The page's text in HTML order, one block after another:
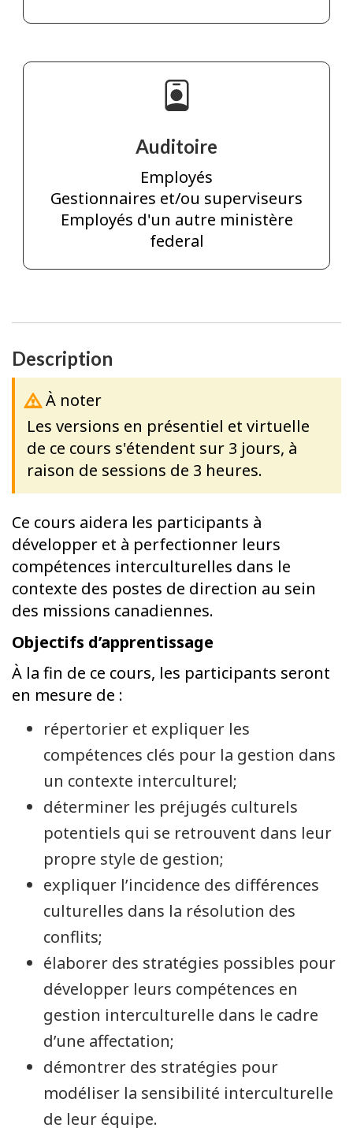
Auditoire
Employés
Gestionnaires et/ou superviseurs
Employés d'un autre ministère
federal
Description
À noter
Les versions en présentiel et virtuelle
de ce cours s'étendent sur 3 jours, à
raison de sessions de 3 heures.
Ce cours aidera les participants à
développer et à perfectionner leurs
compétences interculturelles dans le
contexte des postes de direction au sein
des missions canadiennes.
Objectifs d’apprentissage
À la fin de ce cours, les participants seront
en mesure de :
répertorier et expliquer les
compétences clés pour la gestion dans
un contexte interculturel;
déterminer les préjugés culturels
potentiels qui se retrouvent dans leur
propre style de gestion;
expliquer l’incidence des différences
culturelles dans la résolution des
conflits;
élaborer des stratégies possibles pour
développer leurs compétences en
gestion interculturelle dans le cadre
d’une affectation;
démontrer des stratégies pour
modéliser la sensibilité interculturelle
de leur équipe.